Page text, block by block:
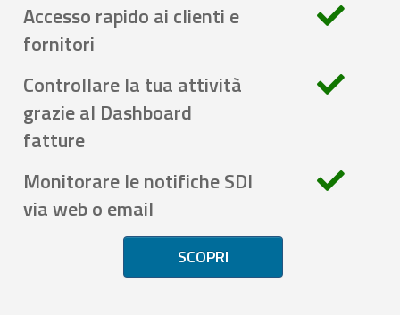
Accesso rapido ai clienti e
fornitori
Controllare la tua attività
grazie al Dashboard
fatture
Monitorare le notifiche SDI
via web o email
SCOPRI